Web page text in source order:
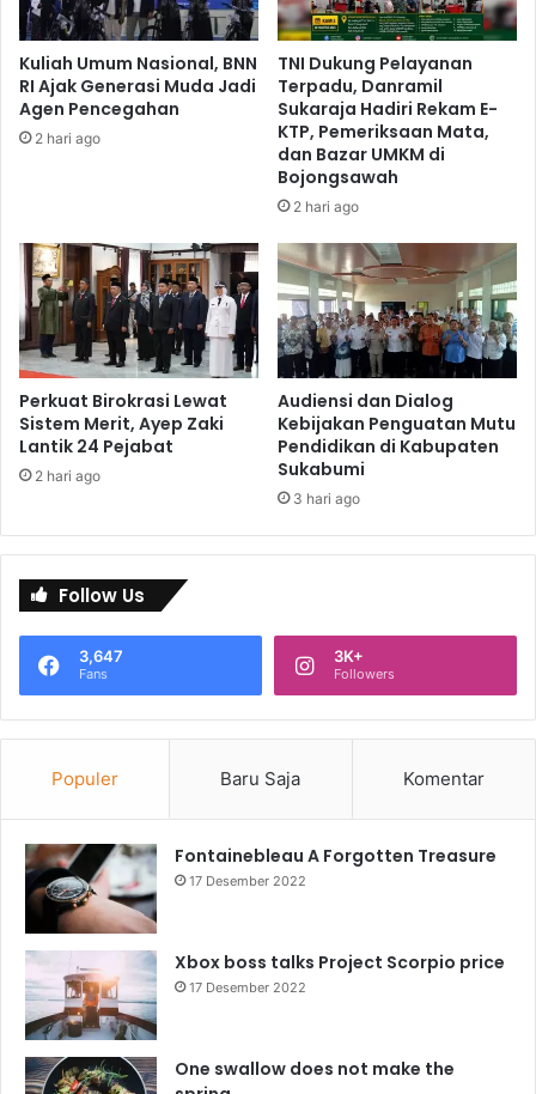
Kuliah Umum Nasional, BNN
RI Ajak Generasi Muda Jadi
Agen Pencegahan
2 hari ago
TNI Dukung Pelayanan
Terpadu, Danramil
Sukaraja Hadiri Rekam E-
KTP, Pemeriksaan Mata,
dan Bazar UMKM di
Bojongsawah
2 hari ago
Perkuat Birokrasi Lewat
Sistem Merit, Ayep Zaki
Lantik 24 Pejabat
2 hari ago
Audiensi dan Dialog
Kebijakan Penguatan Mutu
Pendidikan di Kabupaten
Sukabumi
3 hari ago
Follow Us
3,647
Fans
3K+
Followers
Populer Baru Saja Komentar
Fontainebleau A Forgotten Treasure
17 Desember 2022
Xbox boss talks Project Scorpio price
17 Desember 2022
One swallow does not make the